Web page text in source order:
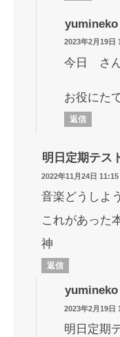
yumineko
2023年2月19日
今日 さ
お役にた
返信
明日定期テス
2022年11月24日 11:15
音楽どうしよ
これがあった
神
返信
yumineko
2023年2月19日
明日定期